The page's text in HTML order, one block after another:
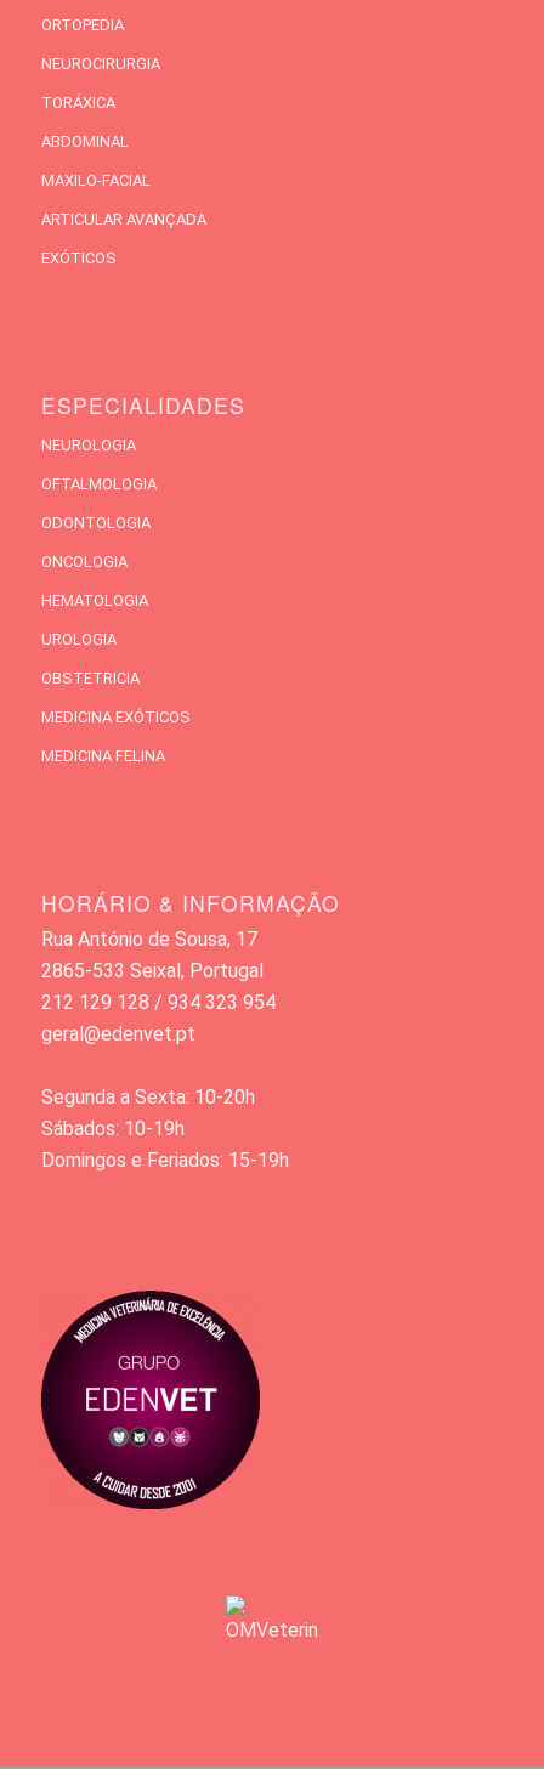
ORTOPEDIA
NEUROCIRURGIA
TORÁXICA
ABDOMINAL
MAXILO-FACIAL
ARTICULAR AVANÇADA
EXÓTICOS
ESPECIALIDADES
NEUROLOGIA
OFTALMOLOGIA
ODONTOLOGIA
ONCOLOGIA
HEMATOLOGIA
UROLOGIA
OBSTETRICIA
MEDICINA EXÓTICOS
MEDICINA FELINA
HORÁRIO & INFORMAÇÃO
Rua António de Sousa, 17
2865-533 Seixal, Portugal
212 129 128 / 934 323 954
geral@edenvet.pt
Segunda a Sexta: 10-20h
Sábados: 10-19h
Domingos e Feriados: 15-19h